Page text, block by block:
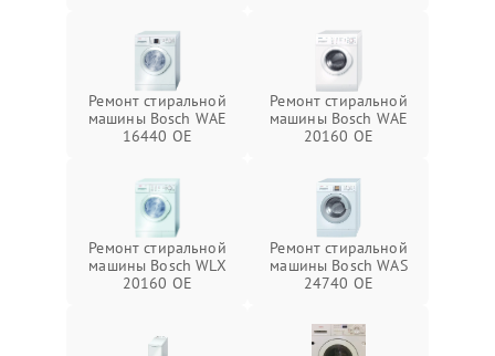
Ремонт стиральной
машины Bosch WAE
16440 OE
Ремонт стиральной
машины Bosch WAE
20160 OE
Ремонт стиральной
машины Bosch WLX
20160 OE
Ремонт стиральной
машины Bosch WAS
24740 OE